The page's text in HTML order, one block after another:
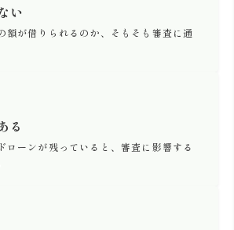
い
額が借りられるのか、そもそも審査に通
る
ローンが残っていると、審査に影響する